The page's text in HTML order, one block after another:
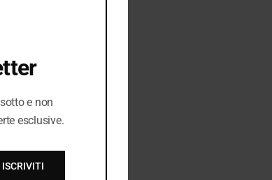
e non
esclusive.
ISCRIVITI